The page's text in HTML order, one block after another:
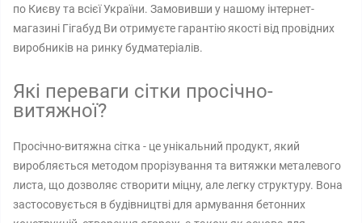
по Києву та всієї України. Замовивши у нашому інтернет-
магазині Гігабуд Ви отримуєте гарантію якості від провідних
виробників на ринку будматеріалів.
Які переваги сітки просічно-
витяжної?
Просічно-витяжна сітка - це унікальний продукт, який
виробляється методом прорізування та витяжки металевого
листа, що дозволяє створити міцну, але легку структуру. Вона
застосовується в будівництві для армування бетонних